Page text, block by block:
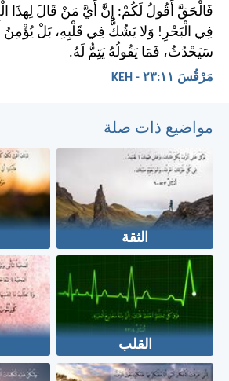
فَالْحَقَّ أَقُولُ لَكُمْ: إِنَّ أَيَّ مَنْ قَالَ لِهذَا
فِي الْبَحْرِ! وَلا يَشُكُّ فِي قَلْبِهِ، بَلْ يُؤْمِنُ
سَيَحْدُثُ، فَمَا يَقُولُهُ يَتِمُّ لَهُ.
مَرْقُسَ ١١:‏٢٣ - KEH
مواضيع ذات صلة
الثقة
القلب